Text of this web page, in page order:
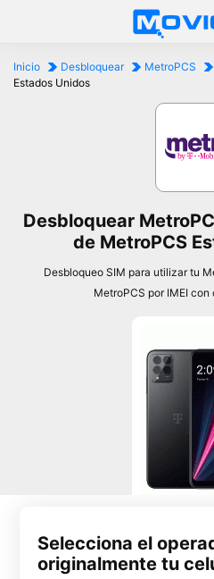
Inicio Desbloquear MetroPCS
Estados Unidos
Desbloquear
de MetroPCS
Desbloqueo SIM para utilizar tu
MetroPCS por IMEI
Selecciona el
originalmente tu